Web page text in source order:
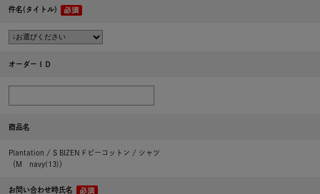
件名(タイトル)
オーダーＩＤ
商品名
Plantation / S BIZENドビーコットン / シャツ
（M navy(13)）
お問い合わせ時氏名